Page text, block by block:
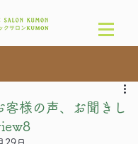
様の声、お聞きし